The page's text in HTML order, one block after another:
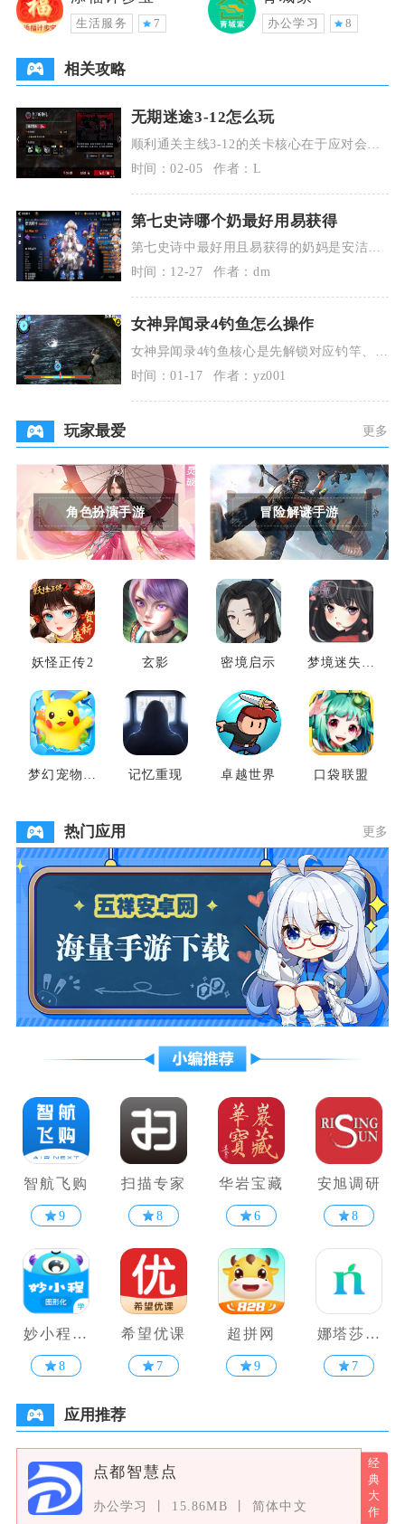
生活服务 7 办公学习 8
相关攻略
无期迷途3-12怎么玩
顺利通关主线3-12的关卡核心在于应对会自
爆的小黑人幻影以及最终的BOSSType-99。
时间：02-05 作者：L
第七史诗哪个奶最好用易获得
第七史诗中最好用且易获得的奶妈是安洁莉
卡（水奶），其次是光之瑞儿与蒙茉朗西
（小水奶），这三
时间：12-27 作者：dm
女神异闻录4钓鱼怎么操作
女神异闻录4钓鱼核心是先解锁对应钓竿、准
备适配鱼饵，通过观察水面波纹预判鱼种，
在拉杆小游戏
时间：01-17 作者：yz001
玩家最爱 更多
角色扮演手游 冒险解谜手游
妖怪正传2 玄影 密境启示
梦境迷失之
梦幻宠物联
记忆重现 卓越世界 口袋联盟
热门应用 更多
智航飞购
9
扫描专家
8
华岩宝藏
6
安旭调研
8
妙小程学
生端
8
希望优课
7
超拼网
9
娜塔莎吉
他
7
应用推荐
点都智慧点
办公学习 15.86MB 简体中文